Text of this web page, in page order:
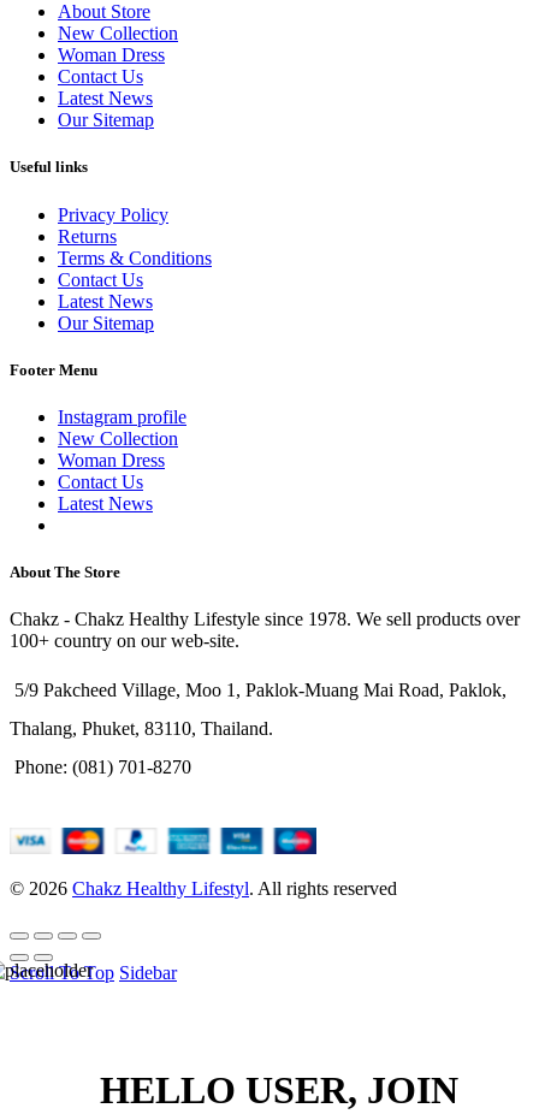
About Store
New Collection
Woman Dress
Contact Us
Latest News
Our Sitemap
Useful links
Privacy Policy
Returns
Terms & Conditions
Contact Us
Latest News
Our Sitemap
Footer Menu
Instagram profile
New Collection
Woman Dress
Contact Us
Latest News
About The Store
Chakz - Chakz Healthy Lifestyle since 1978. We sell products over
100+ country on our web-site.
5/9 Pakcheed Village, Moo 1, Paklok-Muang Mai Road, Paklok,
Thalang, Phuket, 83110, Thailand.
Phone: (081) 701-8270
© 2026 Chakz Healthy Lifestyl. All rights reserved
Scroll To Top Sidebar
HELLO USER, JOIN